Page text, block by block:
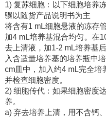
1) 复苏细胞：以下细胞培养
骤以随货产品说明书为主
将含有1 mL细胞悬液的冻存
加4 mL培养基混合均匀。在
去上清液，加1-2 mL培养基
入含适量培养基的培养瓶中
cm皿中，加入约4 mL完全培
并检查细胞密度。
2) 细胞传代：如果细胞密度
养。
a) 弃去培养上清，用不含钙